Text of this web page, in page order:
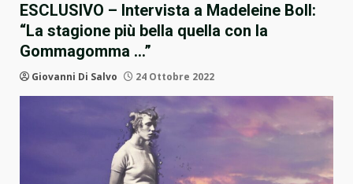
ESCLUSIVO – Intervista a Madeleine Boll:
“La stagione più bella quella con la
Gommagomma …”
Giovanni Di Salvo 24 Ottobre 2022